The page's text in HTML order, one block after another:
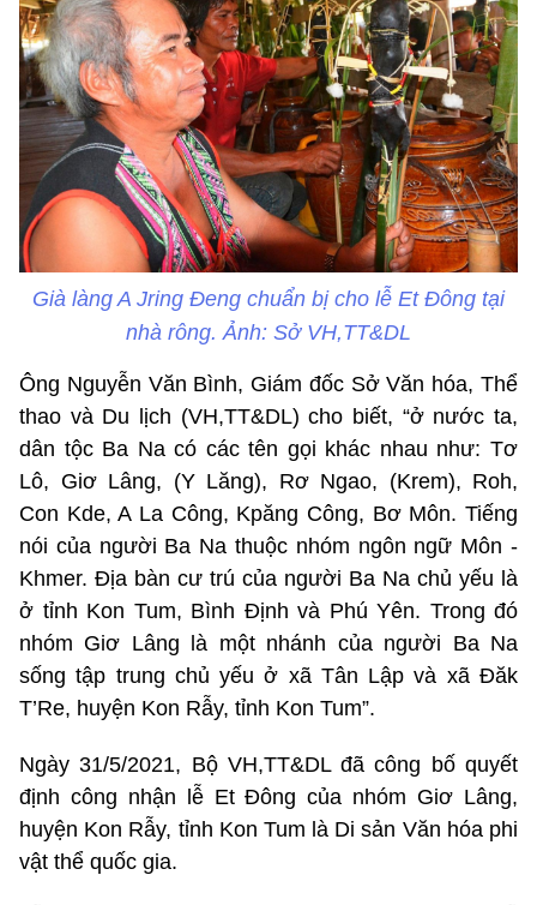
Già làng A Jring Đeng chuẩn bị cho lễ Et Đông tại
nhà rông. Ảnh: Sở VH,TT&DL
Ông Nguyễn Văn Bình, Giám đốc Sở Văn hóa, Thể
thao và Du lịch (VH,TT&DL) cho biết, “ở nước ta,
dân tộc Ba Na có các tên gọi khác nhau như: Tơ
Lô, Giơ Lâng, (Y Lăng), Rơ Ngao, (Krem), Roh,
Con Kde, A La Công, Kpăng Công, Bơ Môn. Tiếng
nói của người Ba Na thuộc nhóm ngôn ngữ Môn -
Khmer. Ðịa bàn cư trú của người Ba Na chủ yếu là
ở tỉnh Kon Tum, Bình Ðịnh và Phú Yên. Trong đó
nhóm Giơ Lâng là một nhánh của người Ba Na
sống tập trung chủ yếu ở xã Tân Lập và xã Đăk
T’Re, huyện Kon Rẫy, tỉnh Kon Tum”.
Ngày 31/5/2021, Bộ VH,TT&DL đã công bố quyết
định công nhận lễ Et Đông của nhóm Giơ Lâng,
huyện Kon Rẫy, tỉnh Kon Tum là Di sản Văn hóa phi
vật thể quốc gia.